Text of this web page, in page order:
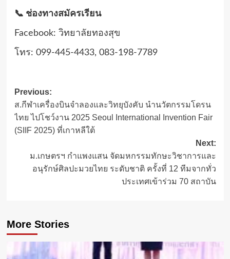
📞 ช่องทางสมัครเรียน
Facebook: วิทยาลัยทองสุข
โทร: 099-445-4433, 083-198-7789
Post
navigation
Previous:
ส.กีฬาเครื่องบินจำลองและวิทยุบังคับ นำนวัตกรรมโดรน
ไทย ไปโชว์งาน 2025 Seoul International Invention Fair
(SIIF 2025) ที่เกาหลีใต้
Next:
ม.เกษตรฯ กำแพงแสน จัดมหกรรมทักษะวิชาการและ
อนุรักษ์ศิลปะมวยไทย ระดับชาติ ครั้งที่ 12 ทีมจากทั่ว
ประเทศเข้าร่วม 70 สถาบัน
More Stories